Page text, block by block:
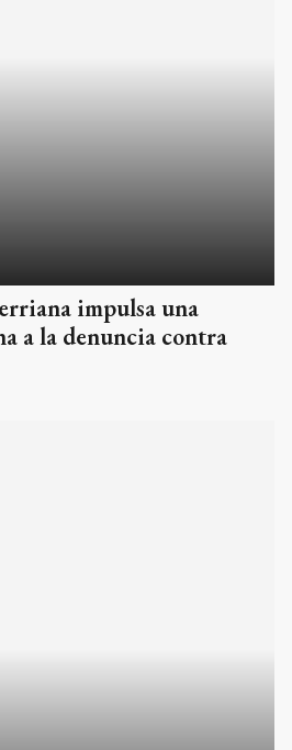
impulsa una
a la denuncia contra